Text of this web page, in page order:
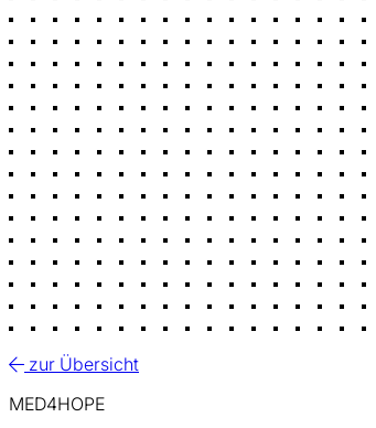
zur Übersicht
MED4HOPE